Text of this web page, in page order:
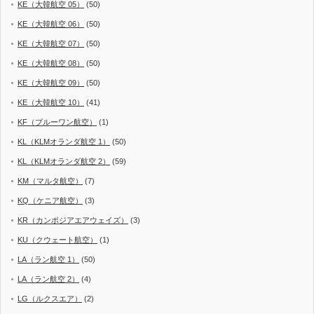
KE（大韓航空 05） (50)
KE（大韓航空 06） (50)
KE（大韓航空 07） (50)
KE（大韓航空 08） (50)
KE（大韓航空 09） (50)
KE（大韓航空 10） (41)
KF（ブルーワン航空） (1)
KL（KLMオランダ航空 1） (50)
KL（KLMオランダ航空 2） (59)
KM（マルタ航空） (7)
KQ（ケニア航空） (3)
KR（カンボジアエアウェイズ） (3)
KU（クウェート航空） (1)
LA（ラン航空 1） (50)
LA（ラン航空 2） (4)
LG（ルクスエア） (2)